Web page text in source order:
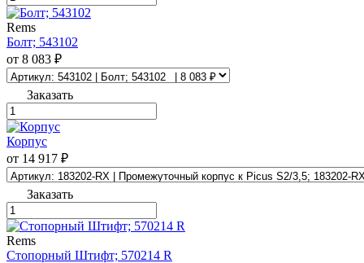
Rems
Болт; 543102
от 8 083 ₽
Заказать
Корпус
от 14 917 ₽
Заказать
Rems
Стопорный Штифт; 570214 R